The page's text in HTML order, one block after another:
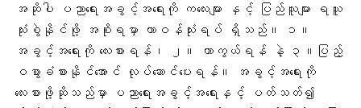
အဆိုပါ ပညာရေးအခွင့်အရေးကို ကလေးများ နှင့် ပြည်သူများ ရယူ
သုံးစွဲနိုင်ဖို့ အစိုးရမှာ တာဝန်သုံးရပ် ရှိသည်။ ၁။
အခွင့်အရေးကို လေးစားရန်၊ ၂။ ကာကွယ်ရန် နဲ့ ၃။ပြည့်
ဝစွာခံစားနိုင်အောင် လုပ်ဆောင်ပေးရန်။ အခွင့်အရေးကို
လေးစားဖို့ဆိုသည်မှာ ပညာရေးအခွင့်အရေးနှင့် ပတ်သတ်၍